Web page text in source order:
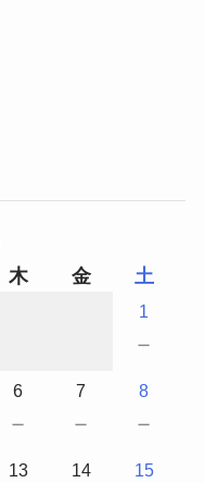
木 金 土
1
－
6
－
7
－
8
－
13 14 15